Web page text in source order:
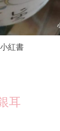
紅書
耳